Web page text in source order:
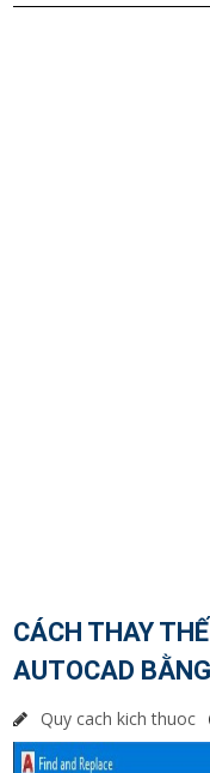
CÁCH THAY
AUTOCAD
Quy cach kich thuoc